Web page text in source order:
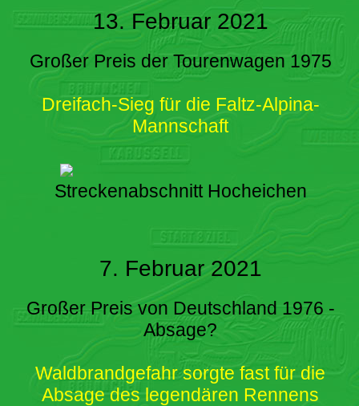
13. Februar 2021
Großer Preis der Tourenwagen 1975
Dreifach-Sieg für die Faltz-Alpina-
Mannschaft
Streckenabschnitt Hocheichen
7. Februar 2021
Großer Preis von Deutschland 1976 -
Absage?
Waldbrandgefahr sorgte fast für die
Absage des legendären Rennens